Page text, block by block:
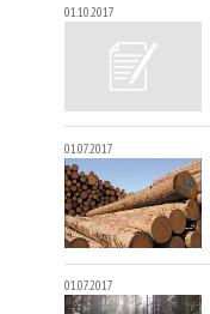
01.10.2017
01.07.2017
01.07.2017